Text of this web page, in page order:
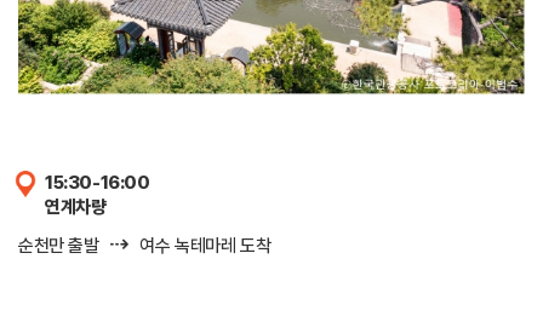
15:30-16:00
연계차량
순천만 출발 ⇢ 여수 녹테마레 도착